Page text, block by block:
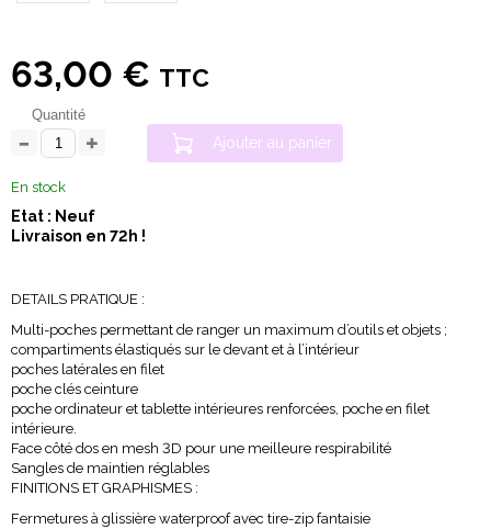
63,00 € TTC
Quantité
Ajouter au panier
En stock
Etat : Neuf
Livraison en 72h !
DETAILS PRATIQUE :
Multi-poches permettant de ranger un maximum d’outils et objets ;
compartiments élastiqués sur le devant et à l’intérieur
poches latérales en filet
poche clés ceinture
poche ordinateur et tablette intérieures renforcées, poche en filet
intérieure.
Face côté dos en mesh 3D pour une meilleure respirabilité
Sangles de maintien réglables
FINITIONS ET GRAPHISMES :
Fermetures à glissière waterproof avec tire-zip fantaisie